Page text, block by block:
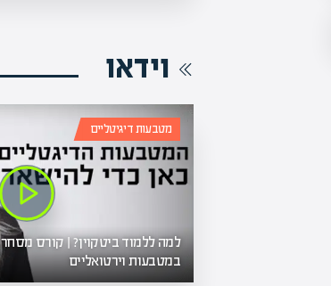
וידאו
מטבעות דיגיטליים
למה ללמוד ביטקוין? | קורס מסחר
במטבעות וירטואליים